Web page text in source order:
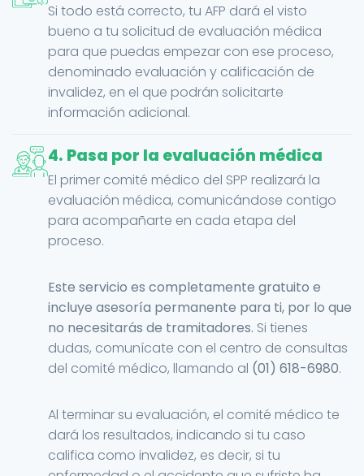
Si todo está correcto, tu AFP dará el visto
bueno a tu solicitud de evaluación médica
para que puedas empezar con ese proceso,
denominado evaluación y calificación de
invalidez, en el que podrán solicitarte
información adicional.
4. Pasa por la evaluación médica
El primer comité médico del SPP realizará la
evaluación médica, comunicándose contigo
para acompañarte en cada etapa del
proceso.
Este servicio es completamente gratuito e
incluye asesoría permanente para ti, por lo que
no necesitarás de tramitadores. Si tienes
dudas, comunícate con el centro de consultas
del comité médico, llamando al (01) 618-6980.
Al terminar su evaluación, el comité médico te
dará los resultados, indicando si tu caso
califica como invalidez, es decir, si tu